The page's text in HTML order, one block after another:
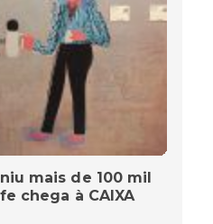
mais de 100 mil
chega à CAIXA